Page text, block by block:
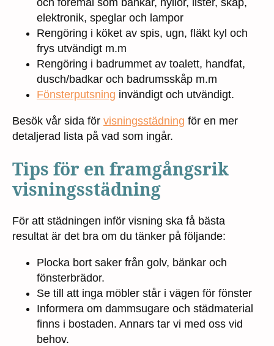
och föremål som bänkar, hyllor, lister, skåp,
elektronik, speglar och lampor
Rengöring i köket av spis, ugn, fläkt kyl och
frys utvändigt m.m
Rengöring i badrummet av toalett, handfat,
dusch/badkar och badrumsskåp m.m
Fönsterputsning invändigt och utvändigt.
Besök vår sida för visningsstädning för en mer
detaljerad lista på vad som ingår.
Tips för en framgångsrik
visningsstädning
För att städningen inför visning ska få bästa
resultat är det bra om du tänker på följande:
Plocka bort saker från golv, bänkar och
fönsterbrädor.
Se till att inga möbler står i vägen för fönster
Informera om dammsugare och städmaterial
finns i bostaden. Annars tar vi med oss vid
behov.